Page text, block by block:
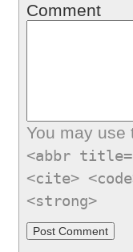
Comment
You may use
<abbr
<cite>
<strong>